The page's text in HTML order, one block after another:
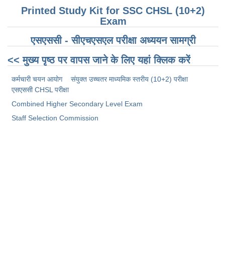
Scientific Assistant Exam
MTS
MTS Exam Papers
MTS Exam Syllabus
MTS Study Notes
Printed Study Kit for SSC CHSL (10+2)
Exam
एसएससी - सीएचएसएल परीक्षा ​​अध्ययन सामग्री
<< मुख्य पृष्ठ पर वापस जाने के लिए यहां क्लिक करें
कर्मचारी चयन आयोग
संयुक्त उच्चतर माध्यमिक स्तरीय (10+2) परीक्षा
​एसएससी CHSL परीक्षा
Combined Higher Secondary Level Exam
Staff Selection Commission